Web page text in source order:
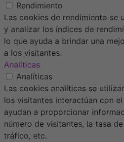
Rendimiento
Las cookies de rendimiento se
y analizar los índices de
lo que ayuda a brindar una
a los visitantes.
Analíticas
Analíticas
Las cookies analíticas se
los visitantes interactúan con
ayudan a proporcionar
número de visitantes, la tasa
tráfico, etc.